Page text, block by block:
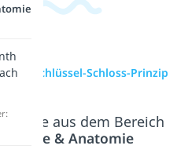
Schlüssel-Schloss-Prinzip
Inhalte aus dem Bereich
& Anatomie